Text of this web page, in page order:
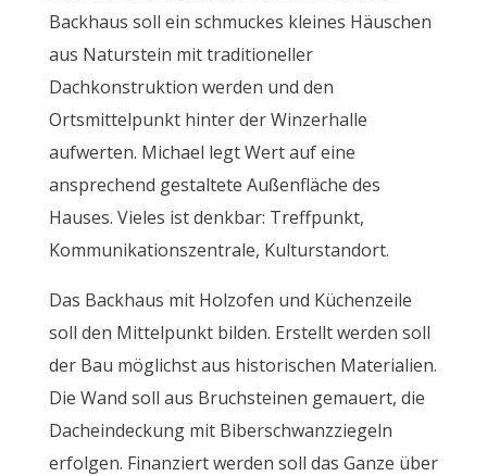
Backhaus soll ein schmuckes kleines Häuschen
aus Naturstein mit traditioneller
Dachkonstruktion werden und den
Ortsmittelpunkt hinter der Winzerhalle
aufwerten. Michael legt Wert auf eine
ansprechend gestaltete Außenfläche des
Hauses. Vieles ist denkbar: Treffpunkt,
Kommunikationszentrale, Kulturstandort.
Das Backhaus mit Holzofen und Küchenzeile
soll den Mittelpunkt bilden. Erstellt werden soll
der Bau möglichst aus historischen Materialien.
Die Wand soll aus Bruchsteinen gemauert, die
Dacheindeckung mit Biberschwanzziegeln
erfolgen. Finanziert werden soll das Ganze über